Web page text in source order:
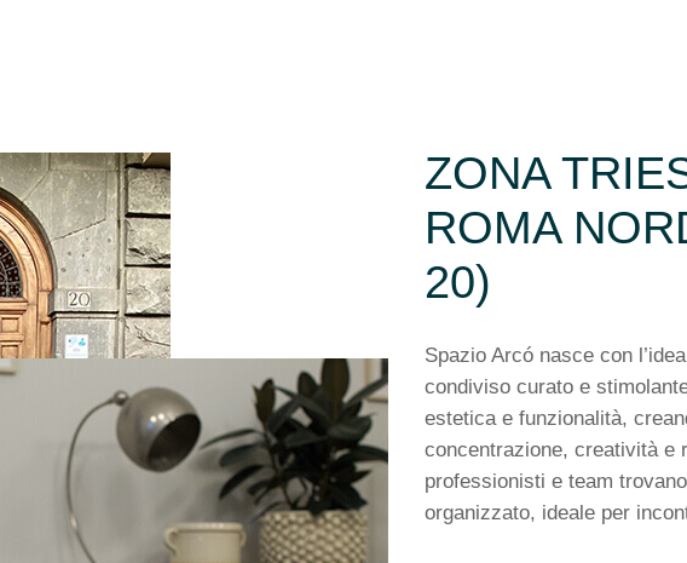
ZONA
ROMA
20)
Spazio Arcó nasce con
condiviso curato e
estetica e funzionalità,
concentrazione, creatività e
professionisti e team
organizzato, ideale per